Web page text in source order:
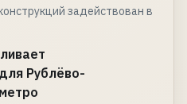
задействован в
Рублёво-